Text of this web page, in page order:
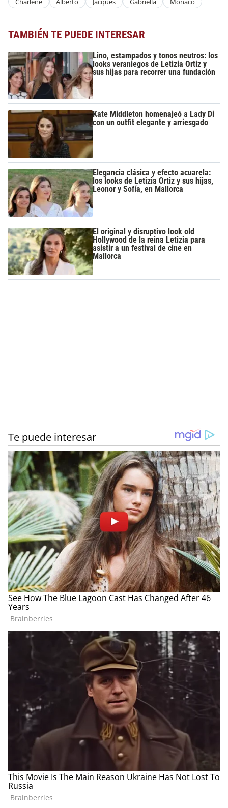
TAMBIÉN TE PUEDE INTERESAR
Lino, estampados y tonos neutros: los
looks veraniegos de Letizia Ortiz y
sus hijas para recorrer una fundación
Kate Middleton homenajeó a Lady Di
con un outfit elegante y arriesgado
Elegancia clásica y efecto acuarela:
los looks de Letizia Ortiz y sus hijas,
Leonor y Sofía, en Mallorca
El original y disruptivo look old
Hollywood de la reina Letizia para
asistir a un festival de cine en
Mallorca